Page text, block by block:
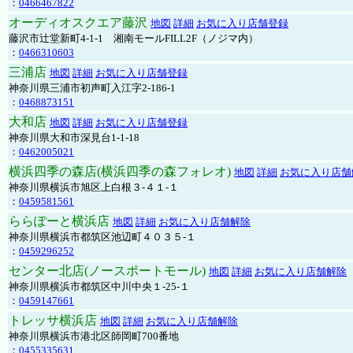
： 0466467822
オーディオスクエア藤沢 地図 詳細 お気に入り店舗登録
藤沢市辻堂新町4-1-1 湘南モールFILL2F（ノジマ内）
： 0466310603
三浦店 地図 詳細 お気に入り店舗登録
神奈川県三浦市初声町入江字2-186-1
： 0468873151
大和店 地図 詳細 お気に入り店舗登録
神奈川県大和市深見台1-1-18
： 0462005021
横浜四季の森店(横浜四季の森フォレオ) 地図 詳細 お気に入り店
神奈川県横浜市旭区上白根３-４１-１
： 0459581561
ららぽーと横浜店 地図 詳細 お気に入り店舗解除
神奈川県横浜市都筑区池辺町４０３５-１
： 0459296252
センター北店(ノースポートモール) 地図 詳細 お気に入り店舗解除
神奈川県横浜市都筑区中川中央１-25-１
： 0459147661
トレッサ横浜店 地図 詳細 お気に入り店舗解除
神奈川県横浜市港北区師岡町700番地
： 0455335631